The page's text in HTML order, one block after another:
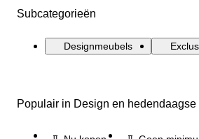
Subcategorieën
Designmeubels
Populair in Design en hedendaagse